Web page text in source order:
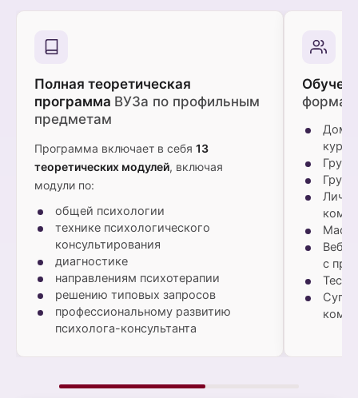
Полная теоретическая
программа ВУЗа по профильным
предметам
Программа включает в себя 13
теоретических модулей, включая
модули по:
общей психологии
технике психологического
консультирования
диагностике
направлениям психотерапии
решению типовых запросов
профессиональному развитию
психолога-консультанта
с